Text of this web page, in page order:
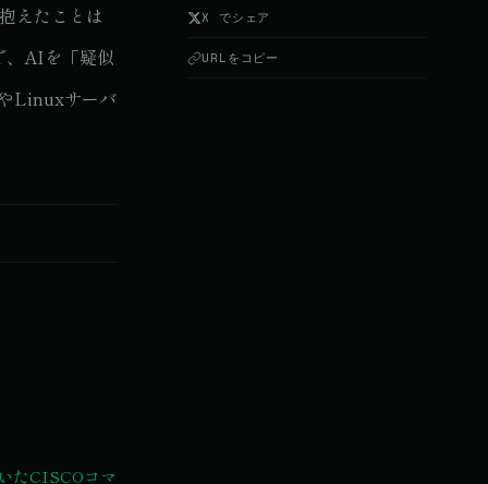
えたことは
、AIを「疑似
Linuxサーバ
たCISCOコマ
X でシェア
URLをコピー